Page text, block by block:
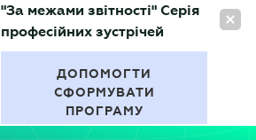
UA
"За межами звітності" Серія
професійних зустрічей
ДОПОМОГТИ
СФОРМУВАТИ
ПРОГРАМУ